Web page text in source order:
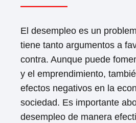
El desempleo es un
tiene tanto argumentos a
contra. Aunque puede
y el emprendimiento,
efectos negativos en la
sociedad. Es importante
desempleo de manera